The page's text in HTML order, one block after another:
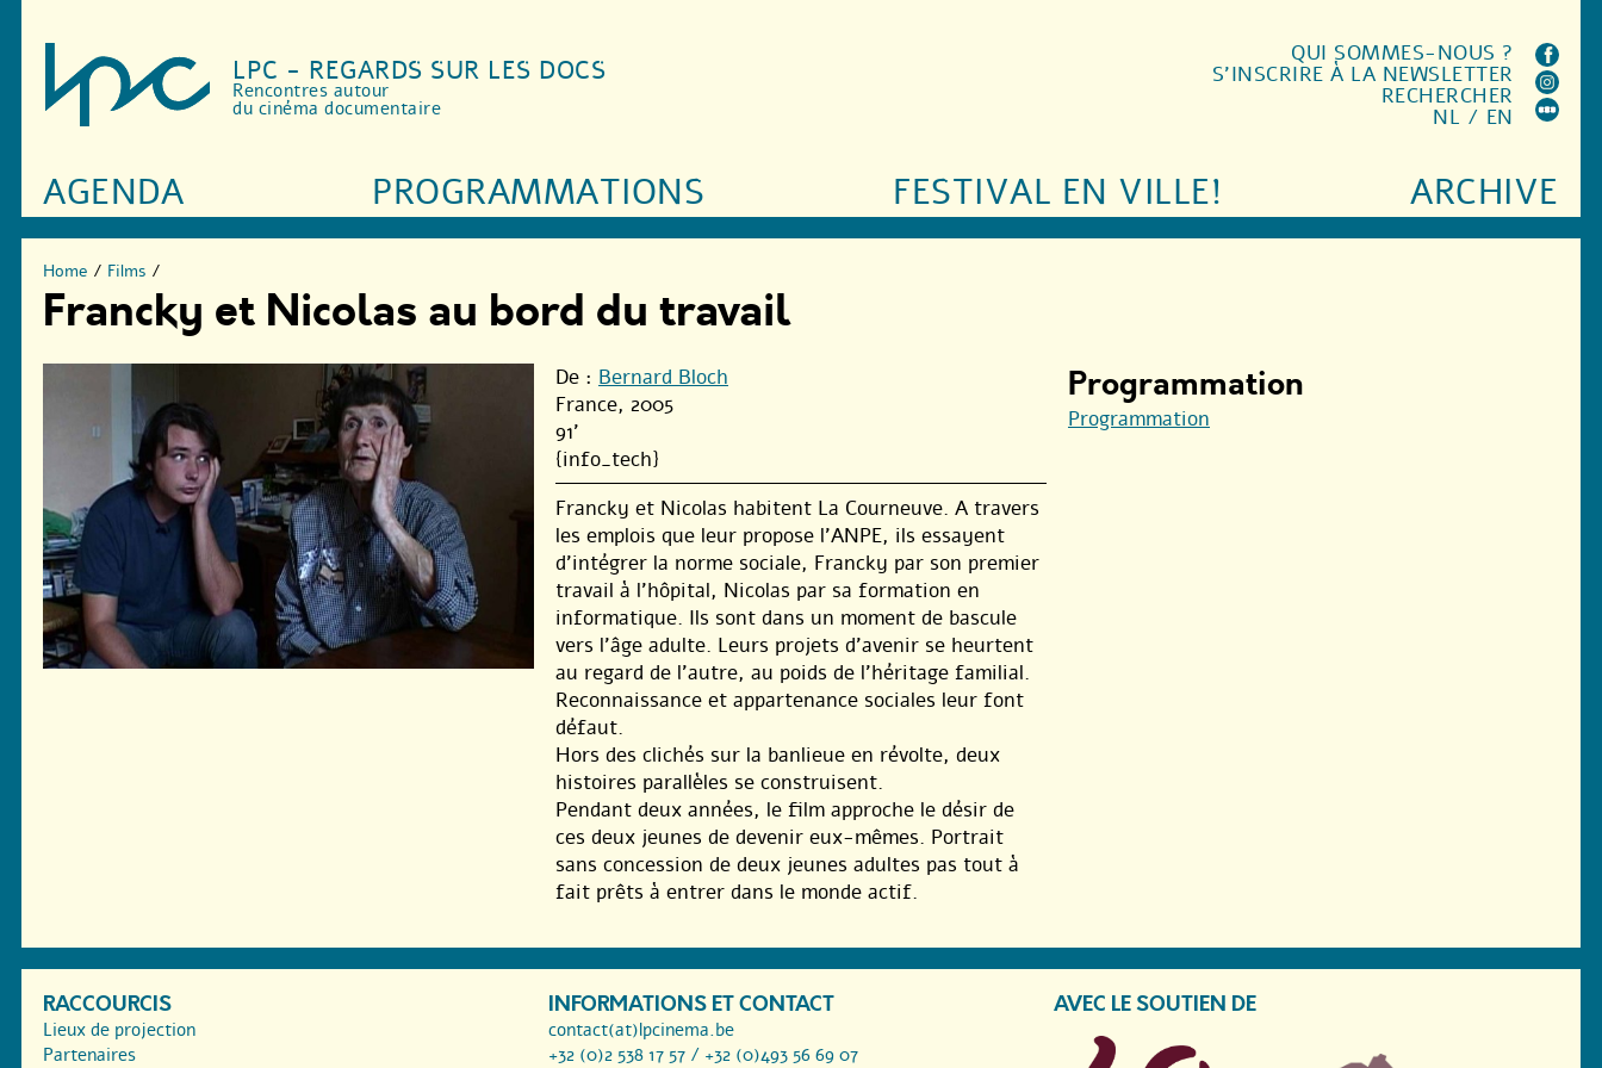
LPC - REGARDS SUR LES DOCS
Rencontres autour
du cinéma documentaire
AGENDA PROGRAMMATIONS FESTIVAL EN VILLE! ARCHIVE
QUI SOMMES-NOUS ?
S'INSCRIRE À LA NEWSLETTER
RECHERCHER
NL / EN
Home / Films /
Francky et Nicolas au bord du travail
De : Bernard Bloch
France, 2005
91'
{info_tech}
Francky et Nicolas habitent La Courneuve. A travers
les emplois que leur propose l’ANPE, ils essayent
d’intégrer la norme sociale, Francky par son premier
travail à l’hôpital, Nicolas par sa formation en
informatique. Ils sont dans un moment de bascule
vers l’âge adulte. Leurs projets d’avenir se heurtent
au regard de l’autre, au poids de l’héritage familial.
Reconnaissance et appartenance sociales leur font
défaut.
Hors des clichés sur la banlieue en révolte, deux
histoires parallèles se construisent.
Pendant deux années, le film approche le désir de
ces deux jeunes de devenir eux-mêmes. Portrait
sans concession de deux jeunes adultes pas tout à
fait prêts à entrer dans le monde actif.
Programmation
Programmation
RACCOURCIS
Lieux de projection
Partenaires
INFORMATIONS ET CONTACT
contact(at)lpcinema.be
+32 (0)2 538 17 57 / +32 (0)493 56 69 07
AVEC LE SOUTIEN DE